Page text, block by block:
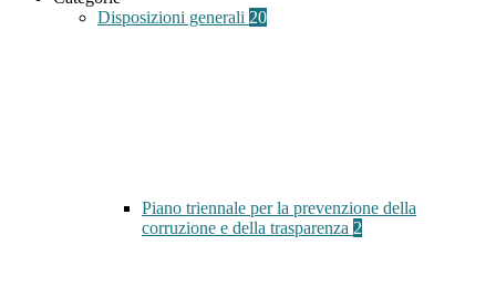
Disposizioni generali 20
Piano triennale per la prevenzione della
corruzione e della trasparenza 2